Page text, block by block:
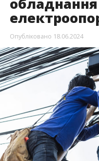
Опубліковано 18.06.2024